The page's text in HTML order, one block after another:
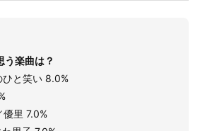
う楽曲は？
ひと笑い 8.0%
優里 7.0%